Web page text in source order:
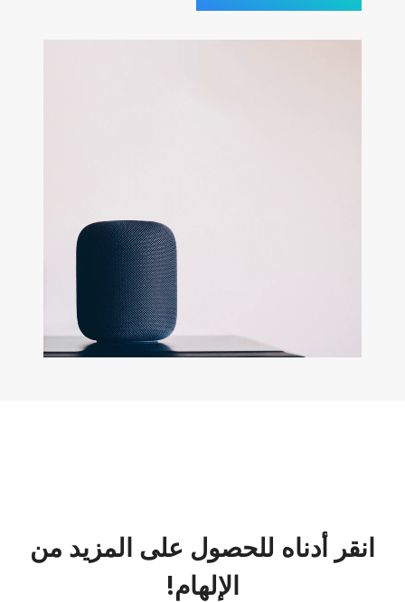
انقر أدناه للحصول على المزيد من
الإلهام!